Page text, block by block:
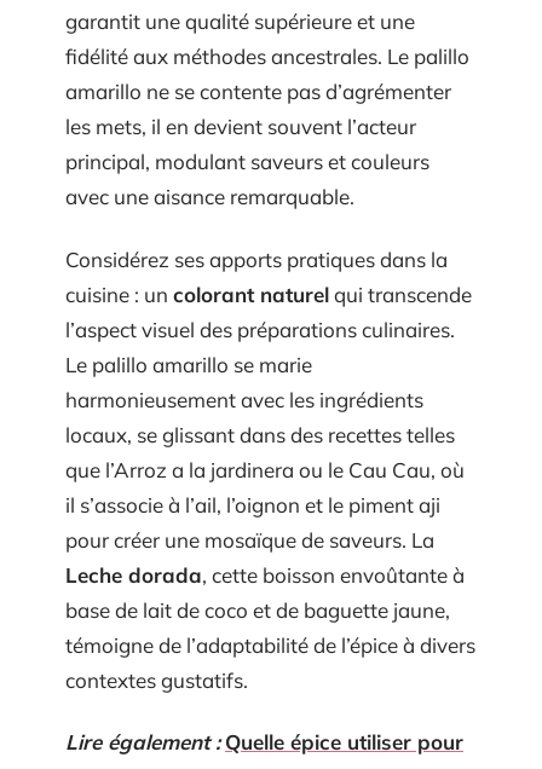
garantit une qualité supérieure et une
fidélité aux méthodes ancestrales. Le palillo
amarillo ne se contente pas d’agrémenter
les mets, il en devient souvent l’acteur
principal, modulant saveurs et couleurs
avec une aisance remarquable.
Considérez ses apports pratiques dans la
cuisine : un colorant naturelqui transcende
l’aspect visuel des préparations culinaires.
Le palillo amarillo se marie
harmonieusement avec les ingrédients
locaux, se glissant dans des recettes telles
que l’Arroz a la jardinera ou le Cau Cau, où
il s’associe à l’ail, l’oignon et le piment aji
pour créer une mosaïque de saveurs. La
Leche dorada, cette boisson envoûtante à
base de lait de coco et de baguette jaune,
témoigne de l’adaptabilité de l’épice à divers
contextes gustatifs.
Lire également : Quelle épice utiliser pour